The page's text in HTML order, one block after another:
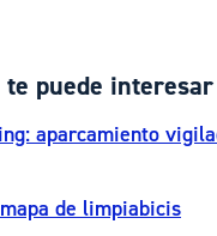
te puede interesar
aparcamiento
de limpiabicis